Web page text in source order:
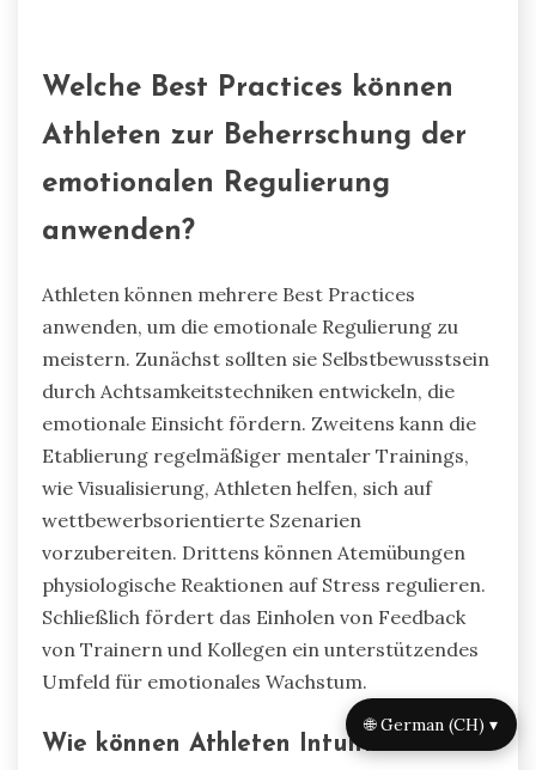
emotionalen Reaktionen optimieren können.
Diese Techniken stellen einen einzigartigen
Wandel hin zur Integration von Strategien zur
psychischen Gesundheit in das Sporttraining dar.
Welche Best Practices können
Athleten zur Beherrschung der
emotionalen Regulierung
anwenden?
Athleten können mehrere Best Practices
anwenden, um die emotionale Regulierung zu
meistern. Zunächst sollten sie Selbstbewusstsein
durch Achtsamkeitstechniken entwickeln, die
emotionale Einsicht fördern. Zweitens kann die
Etablierung regelmäßiger mentaler Trainings,
wie Visualisierung, Athleten helfen, sich auf
wettbewerbsorientierte Szenarien
🌐 German (CH) ▾